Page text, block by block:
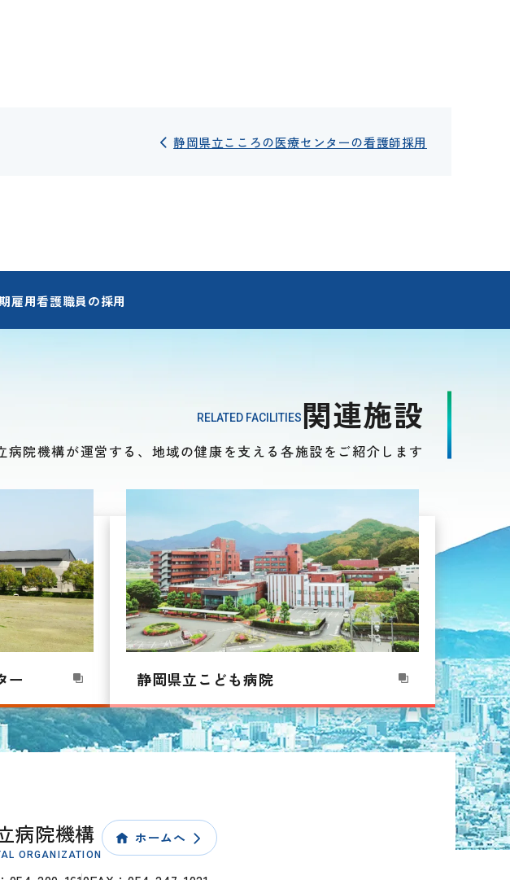
静岡県立こころの医療センターの看護師採用
雇用看護職員の採用
RELATED FACILITIES 関連施設
病院機構が運営する、 地域の健康を支える各施設をご紹介します
ー 静岡県立こども病院
病院機構
ORGANIZATION
ホームへ